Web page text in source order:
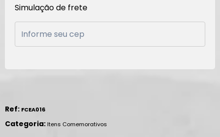
Simulação de frete
Ref: FCEA016
Categoria:Itens Comemorativos